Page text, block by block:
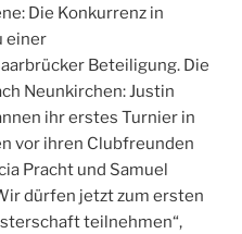
Die Konkurrenz in
einer
Beteiligung. Die
Neunkirchen: Justin
ihr erstes Turnier in
vor ihren Clubfreunden
Pracht und Samuel
dürfen jetzt zum ersten
teilnehmen“,